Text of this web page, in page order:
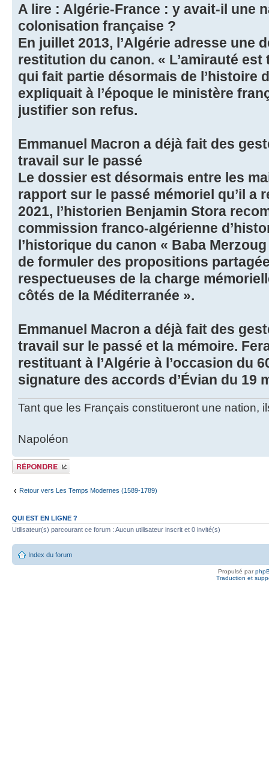
A lire : Algérie-France : y avait-il une
colonisation française ?
En juillet 2013, l’Algérie adresse une
restitution du canon. « L’amirauté
qui fait partie désormais de l’histoire
expliquait à l’époque le ministère
justifier son refus.
Emmanuel Macron a déjà fait des
travail sur le passé
Le dossier est désormais entre les
rapport sur le passé mémoriel qu’il a
2021, l’historien Benjamin Stora
commission franco-algérienne
l’historique du canon « Baba
de formuler des propositions
respectueuses de la charge
côtés de la Méditerranée ».
Emmanuel Macron a déjà fait des
travail sur le passé et la mémoire.
restituant à l’Algérie à l’occasion du
signature des accords d’Évian du 19
Tant que les Français constitueront une nation,
Napoléon
Publier une
réponse
Retour vers Les Temps Modernes (1589-1789)
QUI EST EN LIGNE ?
Utilisateur(s) parcourant ce forum : Aucun utilisateur inscrit et 0 invité(s)
Index du forum
Propulsé par
Traduction et